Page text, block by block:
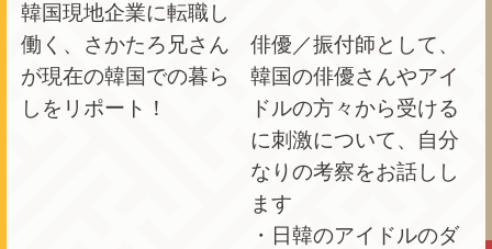
韓国現地企業に転職し
働く、さかたろ兄さん
が現在の韓国での暮ら
しをリポート！
俳優／振付師として、
韓国の俳優さんやアイ
ドルの方々から受ける
に刺激について、自分
なりの考察をお話しし
ます
・日韓のアイドルのダ